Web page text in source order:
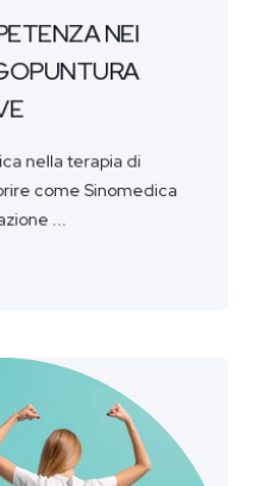
NEI
nella terapia di
come Sinomedica
...